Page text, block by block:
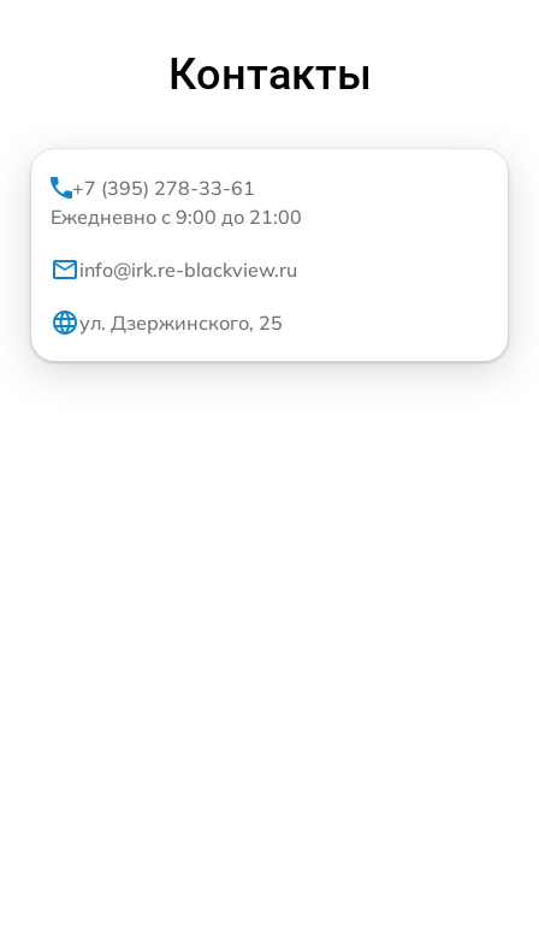
Контакты
+7 (395) 278-33-61
Ежедневно с 9:00 до 21:00
info@irk.re-blackview.ru
ул. Дзержинского, 25